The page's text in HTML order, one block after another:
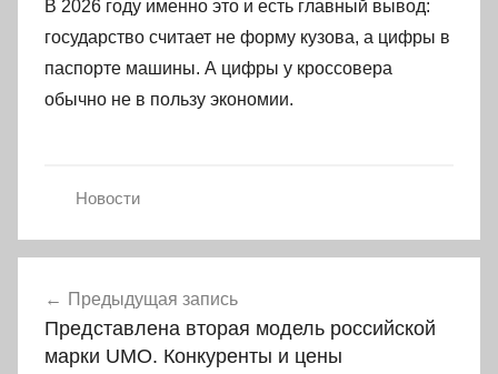
В 2026 году именно это и есть главный вывод:
государство считает не форму кузова, а цифры в
паспорте машины. А цифры у кроссовера
обычно не в пользу экономии.
Новости
по
записям
Предыдущая запись
Представлена вторая модель российской
марки UMO. Конкуренты и цены